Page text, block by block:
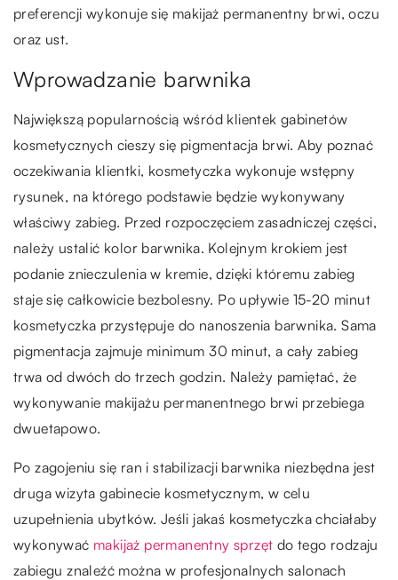
preferencji wykonuje się makijaż permanentny brwi, oczu
oraz ust.
Wprowadzanie barwnika
Największą popularnością wśród klientek gabinetów
kosmetycznych cieszy się pigmentacja brwi. Aby poznać
oczekiwania klientki, kosmetyczka wykonuje wstępny
rysunek, na którego podstawie będzie wykonywany
właściwy zabieg. Przed rozpoczęciem zasadniczej części,
należy ustalić kolor barwnika. Kolejnym krokiem jest
podanie znieczulenia w kremie, dzięki któremu zabieg
staje się całkowicie bezbolesny. Po upływie 15-20 minut
kosmetyczka przystępuje do nanoszenia barwnika. Sama
pigmentacja zajmuje minimum 30 minut, a cały zabieg
trwa od dwóch do trzech godzin. Należy pamiętać, że
wykonywanie makijażu permanentnego brwi przebiega
dwuetapowo.
Po zagojeniu się ran i stabilizacji barwnika niezbędna jest
druga wizyta gabinecie kosmetycznym, w celu
uzupełnienia ubytków. Jeśli jakaś kosmetyczka chciałaby
wykonywać makijaż permanentny sprzęt do tego rodzaju
zabiegu znaleźć można w profesjonalnych salonach